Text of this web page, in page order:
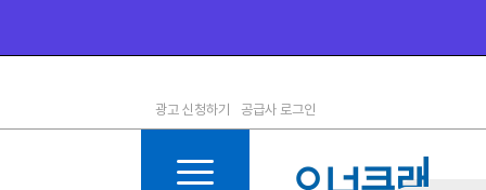
1등급
11등급
12등급
광고 신청하기 공급사 로그인